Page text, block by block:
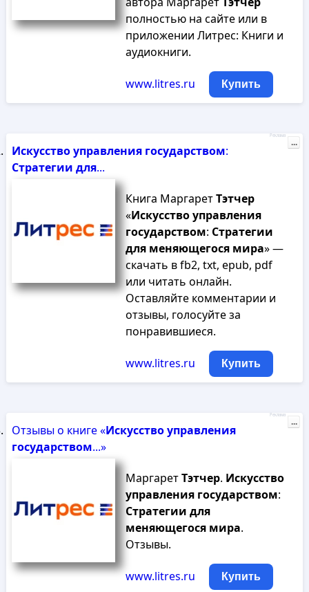
полностью на сайте или в
приложении Литрес: Книги и
аудиокниги.
www.litres.ru Купить
Искусствоуправления государством:
Стратегии для...
Книга МаргаретТэтчер
«Искусствоуправления
государством: Стратегии
для меняющегося мира» —
скачать в fb2, txt, epub, pdf
или читать онлайн.
Оставляйте комментарии и
отзывы, голосуйте за
понравившиеся.
www.litres.ru Купить
Реклама
...
Отзывы о книге «Искусствоуправления
государством...»
МаргаретТэтчер. Искусство
управления государством:
Стратегии для
меняющегося мира.
Отзывы.
www.litres.ru Купить
Реклама
...